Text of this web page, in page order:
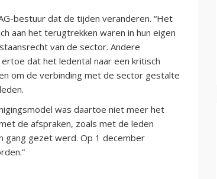
bestuur dat de tijden veranderen. “Het
aan het terugtrekken waren in hun eigen
van de sector. Andere
dat het ledental naar een kritisch
om de verbinding met de sector gestalte
was daartoe niet meer het
de afspraken, zoals met de leden
gang gezet werd. Op 1 december